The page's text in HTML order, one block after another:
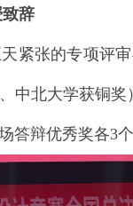
辞
张的专项评
中北大学获铜
答辩优秀奖各3个